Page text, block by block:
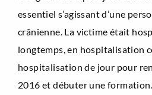
essentiel s’agissant d’une
crânienne. La victime était
longtemps, en hospitalisation
hospitalisation de jour pour
2016 et débuter une formation.